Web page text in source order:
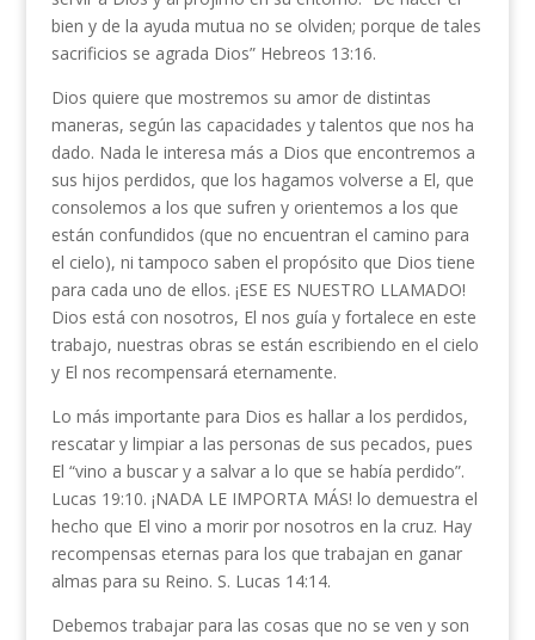
bien y de la ayuda mutua no se olviden; porque de tales
sacrificios se agrada Dios” Hebreos 13:16.
Dios quiere que mostremos su amor de distintas
maneras, según las capacidades y talentos que nos ha
dado. Nada le interesa más a Dios que encontremos a
sus hijos perdidos, que los hagamos volverse a El, que
consolemos a los que sufren y orientemos a los que
están confundidos (que no encuentran el camino para
el cielo), ni tampoco saben el propósito que Dios tiene
para cada uno de ellos. ¡ESE ES NUESTRO LLAMADO!
Dios está con nosotros, El nos guía y fortalece en este
trabajo, nuestras obras se están escribiendo en el cielo
y El nos recompensará eternamente.
Lo más importante para Dios es hallar a los perdidos,
rescatar y limpiar a las personas de sus pecados, pues
El “vino a buscar y a salvar a lo que se había perdido”.
Lucas 19:10. ¡NADA LE IMPORTA MÁS! lo demuestra el
hecho que El vino a morir por nosotros en la cruz. Hay
recompensas eternas para los que trabajan en ganar
almas para su Reino. S. Lucas 14:14.
Debemos trabajar para las cosas que no se ven y son